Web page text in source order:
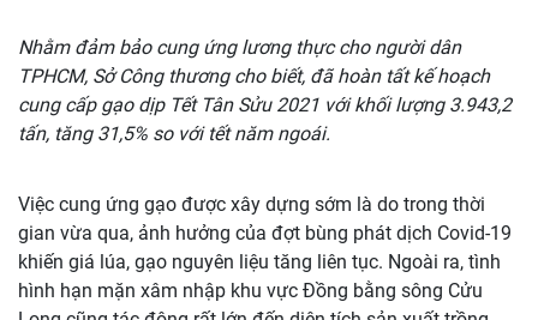
Nhằm đảm bảo cung ứng lương thực cho người dân
TPHCM, Sở Công thương cho biết, đã hoàn tất kế hoạch
cung cấp gạo dịp Tết Tân Sửu 2021 với khối lượng 3.943,2
tấn, tăng 31,5% so với tết năm ngoái.
Việc cung ứng gạo được xây dựng sớm là do trong thời
gian vừa qua, ảnh hưởng của đợt bùng phát dịch Covid-19
khiến giá lúa, gạo nguyên liệu tăng liên tục. Ngoài ra, tình
hình hạn mặn xâm nhập khu vực Đồng bằng sông Cửu